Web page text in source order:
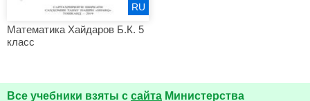
Математика Хайдаров Б.К. 5
класс
RU
Все учебники взяты с сайта Министерства